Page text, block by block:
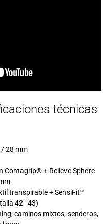
técnicas
28 mm
Contagrip® + Relieve Sphere
transpirable + SensiFit™
42–43)
caminos mixtos, senderos,